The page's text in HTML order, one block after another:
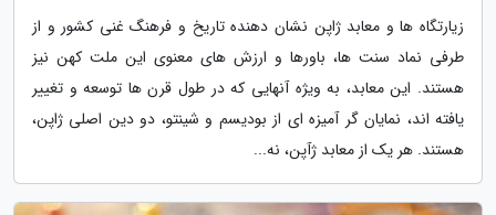
زیارتگاه ها و معابد ژاپن نشان دهنده تاریخ و فرهنگ غنی کشور و از
طرفی نماد سنت ها، باورها و ارزش های معنوی این ملت کهن نیز
هستند. این معابد، به ویژه آنهایی که در طول قرن ها توسعه و تغییر
یافته اند، نمایان گر آمیزه ای از بودیسم و شینتو، دو دین اصلی ژاپن،
هستند. هر یک از معابد ژآپن، نه...